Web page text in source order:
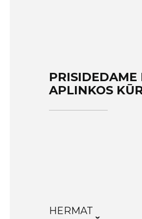
PRISIDEDAME
APLINKOS
HERMAT